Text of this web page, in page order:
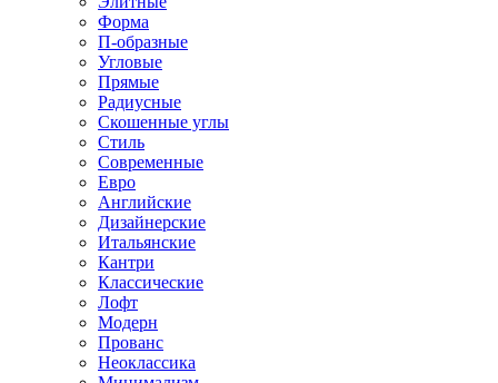
Форма
П-образные
Угловые
Прямые
Радиусные
Скошенные углы
Стиль
Современные
Евро
Английские
Дизайнерские
Итальянские
Кантри
Классические
Лофт
Модерн
Прованс
Неоклассика